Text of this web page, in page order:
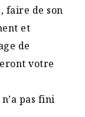
faire de son
et
de
votre
pas fini